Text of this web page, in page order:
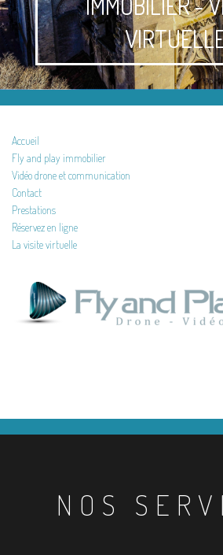
Accueil
Fly and play immobilier
Vidéo drone et communication
Contact
Prestations
Réservez en ligne
La visite virtuelle
NOS